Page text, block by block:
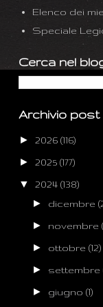
Elenco dei
Speciale
Cerca nel
Archivio post
► 2026 (116)
► 2025 (177)
▼ 2024 (138)
► dicembre
► novembre
► ottobre(12)
► settembre
► giugno(1)